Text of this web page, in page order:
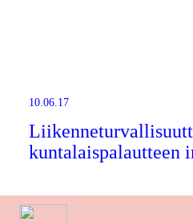
10.06.17
kuntalaispalautteen